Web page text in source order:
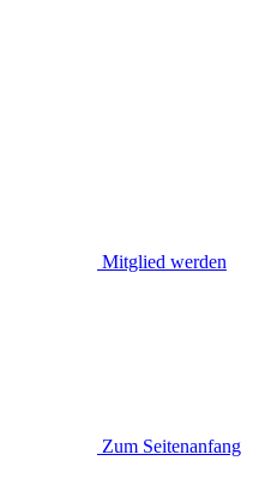
Mitglied werden
Zum Seitenanfang